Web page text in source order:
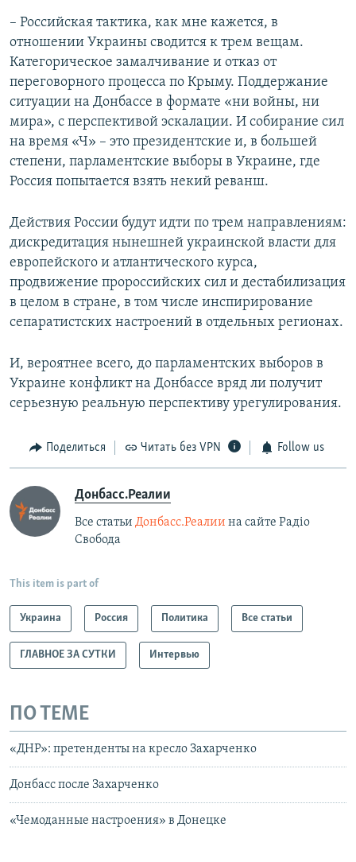
– Российская тактика, как мне кажется, в
отношении Украины сводится к трем вещам.
Категорическое замалчивание и отказ от
переговорного процесса по Крыму. Поддержание
ситуации на Донбассе в формате «ни войны, ни
мира», с перспективой эскалации. И собирание сил
на время «Ч» – это президентские и, в большей
степени, парламентские выборы в Украине, где
Россия попытается взять некий реванш.
Действия России будут идти по трем направлениям:
дискредитация нынешней украинской власти для
европейского и атлантического курса,
продвижение пророссийских сил и дестабилизация
в целом в стране, в том числе инспирирование
сепаратистских настроений в отдельных регионах.
И, вероятнее всего, до парламентских выборов в
Украине конфликт на Донбассе вряд ли получит
серьезную реальную перспективу урегулирования.
Поделиться Читать без VPN Follow us
Донбасс.Реалии
Все статьи Донбасс.Реалии на сайте Радіо
Свобода
This item is part of
Украина Россия Политика Все статьи
ГЛАВНОЕ ЗА СУТКИ Интервью
ПО ТЕМЕ
«ДНР»: претенденты на кресло Захарченко
Донбасс после Захарченко
«Чемоданные настроения» в Донецке